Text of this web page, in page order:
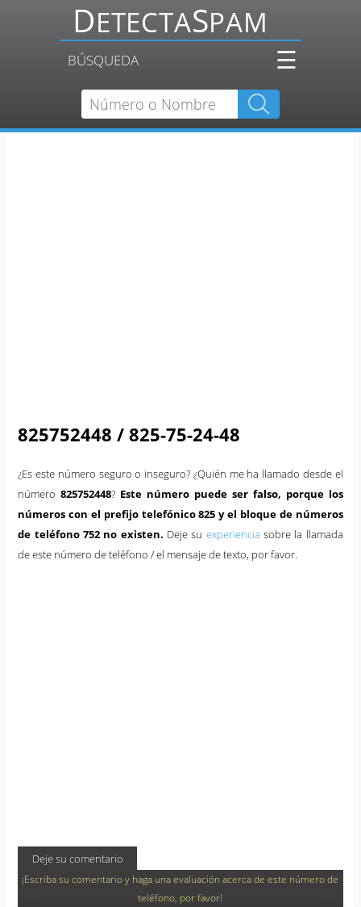
BÚSQUEDA ☰
825752448 / 825-75-24-48
¿Es este número seguro o inseguro? ¿Quién me ha llamado desde el
número825752448? Este número puede ser falso, porque los
números con el prefijo telefónico 825 y el bloque de números
de teléfono 752 no existen. Deje su experiencia sobre la llamada
de este número de teléfono / el mensaje de texto, por favor.
Deje su comentario
¡Escriba su comentario y haga una evaluación acerca de este número de
teléfono, por favor!